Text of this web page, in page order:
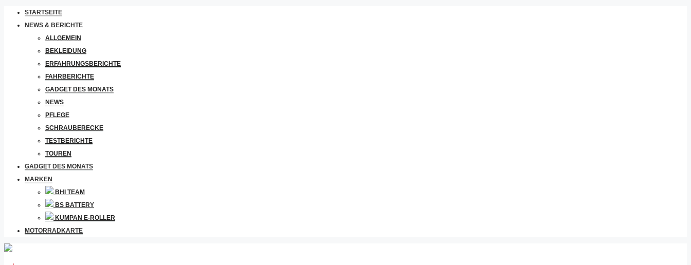
STARTSEITE
NEWS & BERICHTE
ALLGEMEIN
BEKLEIDUNG
ERFAHRUNGSBERICHTE
FAHRBERICHTE
GADGET DES MONATS
NEWS
PFLEGE
SCHRAUBERECKE
TESTBERICHTE
TOUREN
GADGET DES MONATS
MARKEN
BHI TEAM
BS BATTERY
KUMPAN E-ROLLER
MOTORRADKARTE